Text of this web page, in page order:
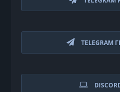
TELEGRAM